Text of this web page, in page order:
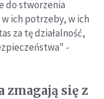
do stworzenia
ich potrzeby, w ich
za tę działalność,
-
się z